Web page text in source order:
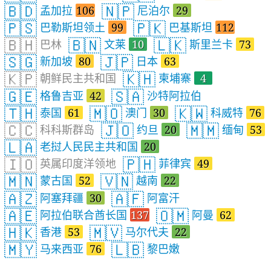
🇧🇩 孟加拉 106 🇳🇵 尼泊尔 29
🇵🇸 巴勒斯坦领土 99 🇵🇰 巴基斯坦 112
🇧🇭 巴林 🇧🇳 文莱 10 🇱🇰 斯里兰卡 73
🇸🇬 新加坡 80 🇯🇵 日本 63
🇰🇵 朝鲜民主共和国 🇰🇭 柬埔寨 4
🇬🇪 格鲁吉亚 42 🇸🇦 沙特阿拉伯
🇹🇭 泰国 61 🇲🇴 澳门 30 🇰🇼 科威特 76
🇨🇨 科科斯群岛 🇯🇴 约旦 20 🇲🇲 缅甸 53
🇱🇦 老挝人民民主共和国 20
🇮🇴 英属印度洋领地 🇵🇭 菲律宾 49
🇲🇳 蒙古国 52 🇻🇳 越南 22
🇦🇿 阿塞拜疆 30 🇦🇫 阿富汗
🇦🇪 阿拉伯联合酋长国 137 🇴🇲 阿曼 62
🇭🇰 香港 53 🇲🇻 马尔代夫 22
🇲🇾 马来西亚 76 🇱🇧 黎巴嫩